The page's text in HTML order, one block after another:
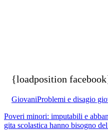
{loadposition
GiovaniProblemi e disagio
Poveri minori: imputabili e
gita scolastica hanno bisogno